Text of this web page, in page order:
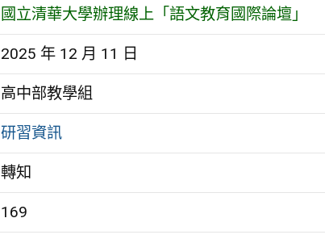
國立清華大學辦理線上「語文教育國際論壇」
2025 年 12 月 11 日
高中部教學組
研習資訊
轉知
169